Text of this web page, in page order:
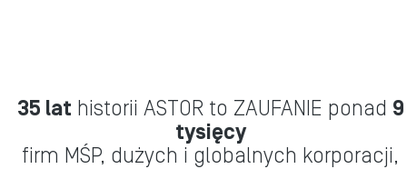
35 lat historii ASTOR to ZAUFANIE ponad 9
tysięcy
firm MŚP, dużych i globalnych korporacji,